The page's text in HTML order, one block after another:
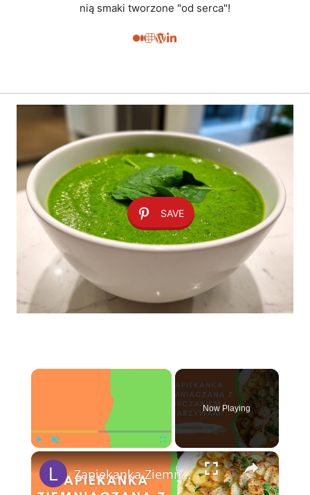
nią smaki tworzone "od serca"!
SAVE
×
Fullscreen
Now Playing
×
Zapiekanka Ziemniaczana z Kurczakiem i Warzywami - LatwePrzepisy.com